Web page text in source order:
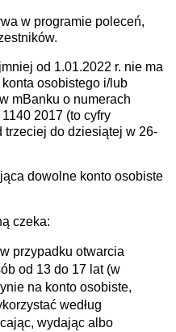
w programie poleceń,
od 1.01.2022 r. nie ma
osobistego i/lub
mBanku o numerach
2017 (to cyfry
do dziesiątej w 26-
dowolne konto osobiste
czeka:
przypadku otwarcia
od 13 do 17 lat (w
na konto osobiste,
według
wydając albo